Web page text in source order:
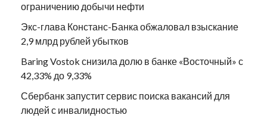
ограничению добычи нефти
Экс-глава Констанс-Банка обжаловал взыскание
2,9 млрд рублей убытков
Baring Vostok снизила долю в банке «Восточный» с
42,33% до 9,33%
Сбербанк запустит сервис поиска вакансий для
людей с инвалидностью